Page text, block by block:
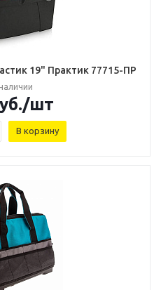
19" Практик 77715-ПР
/шт
В корзину